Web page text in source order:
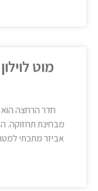
מוט
חדר הרחצה
מבחינת תחזוקה.
אביזר מתכתי